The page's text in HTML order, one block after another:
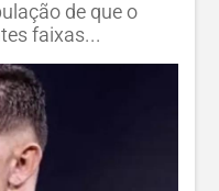
de que o
faixas...